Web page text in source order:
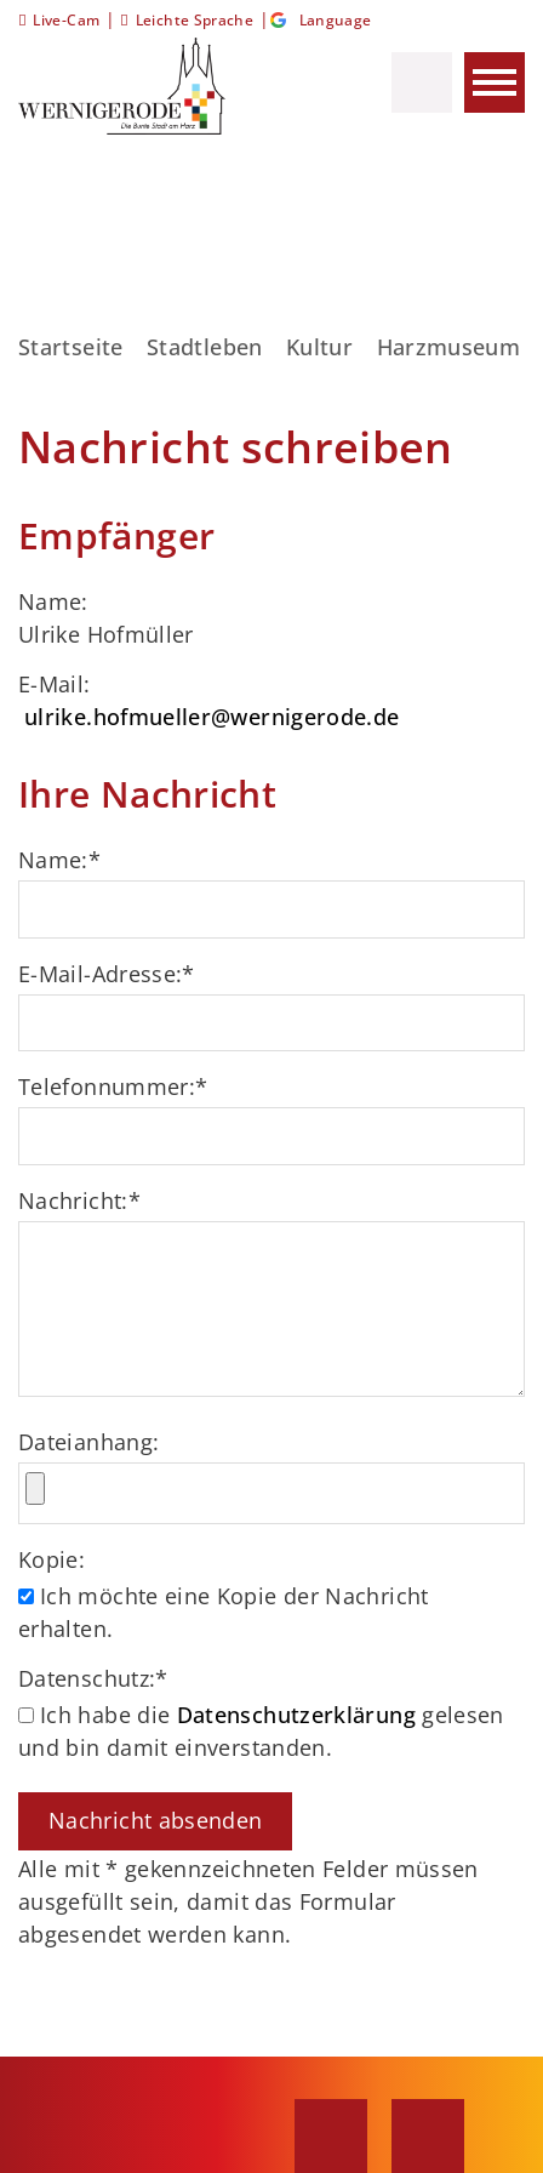
Live-Cam | Leichte Sprache | Language
Startseite Stadtleben Kultur Harzmuseum
Nachricht schreiben
Empfänger
Name:
Ulrike Hofmüller
E-Mail:
ulrike.hofmueller@wernigerode.de
Ihre Nachricht
Name:*
E-Mail-Adresse:*
Telefonnummer:*
Nachricht:*
Dateianhang:
Kopie:
Ich möchte eine Kopie der Nachricht
erhalten.
Datenschutz:*
Ich habe die Datenschutzerklärunggelesen
und bin damit einverstanden.
Alle mit* gekennzeichneten Felder müssen
ausgefüllt sein, damit das Formular
abgesendet werden kann.